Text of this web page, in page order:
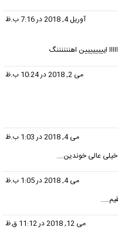
آوریل 4, 2018 در 7:16 ب.ظ
ایییییییین اهننننننگ
می 2, 2018 در 10:24 ب.ظ
می 4, 2018 در 1:03 ب.ظ
خیلی عالی خوندین….
می 4, 2018 در 1:05 ب.ظ
می 12, 2018 در 11:12 ق.ظ